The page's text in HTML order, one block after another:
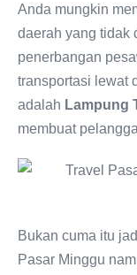
Anda mungkin
daerah yang tidak
penerbangan
transportasi lewat
adalah Lampung
membuat
Bukan cuma itu
Pasar Minggu